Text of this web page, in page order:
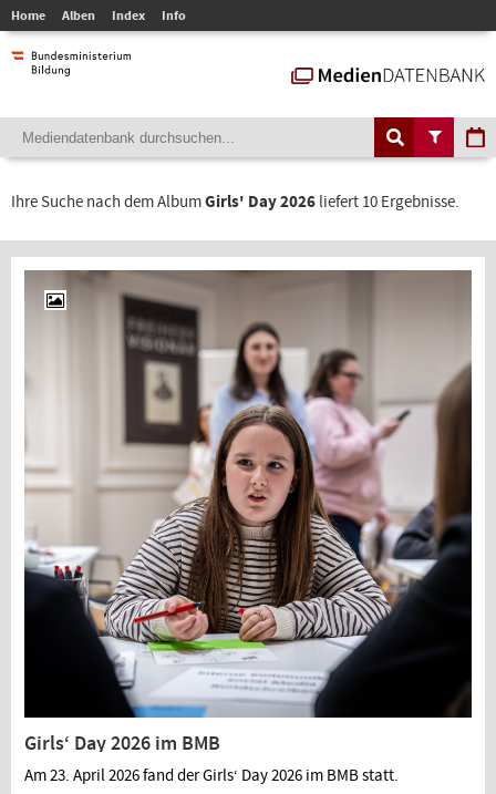
Home Alben Index Info
Ihre Suche nach dem AlbumGirls' Day 2026 liefert 10 Ergebnisse.
Girls‘ Day 2026 im BMB
Am 23. April 2026 fand der Girls‘ Day 2026 im BMB statt.